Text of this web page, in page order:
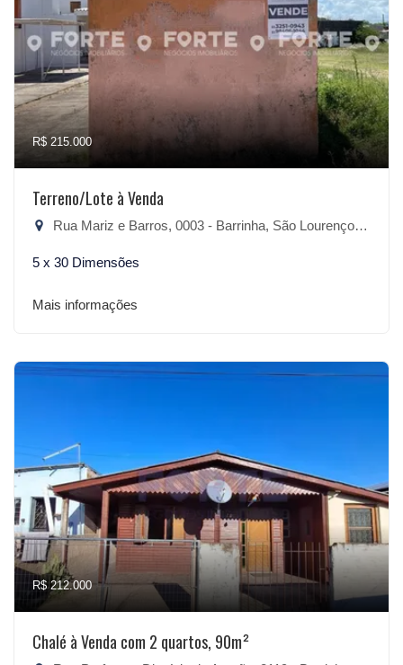
R$ 215.000
Terreno/Lote à Venda
Rua Mariz e Barros, 0003 - Barrinha, São Lourenço do Sul-RS
5 x 30 Dimensões
Mais informações
R$ 212.000
Chalé à Venda com 2 quartos, 90m²